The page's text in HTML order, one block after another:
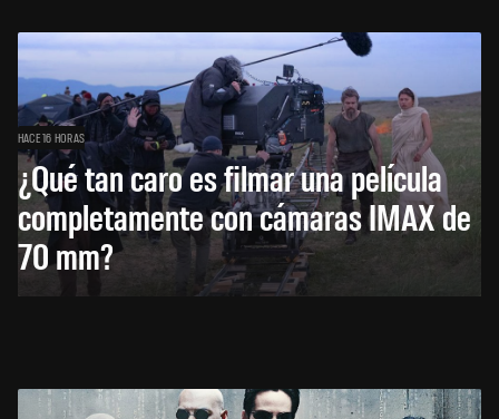
HACE 16 HORAS
¿Qué tan caro es filmar una película
completamente con cámaras IMAX de
70 mm?